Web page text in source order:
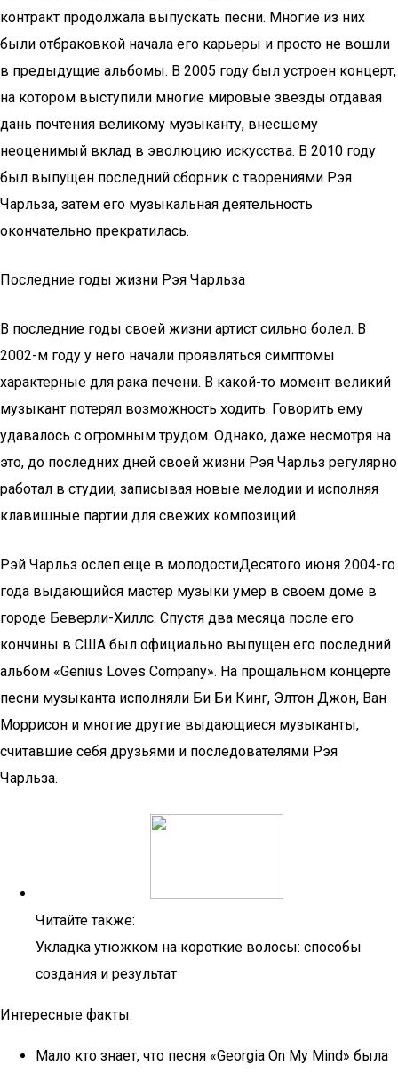
контракт продолжала выпускать песни. Многие из них
были отбраковкой начала его карьеры и просто не вошли
в предыдущие альбомы. В 2005 году был устроен концерт,
на котором выступили многие мировые звезды отдавая
дань почтения великому музыканту, внесшему
неоценимый вклад в эволюцию искусства. В 2010 году
был выпущен последний сборник с творениями Рэя
Чарльза, затем его музыкальная деятельность
окончательно прекратилась.
Последние годы жизни Рэя Чарльза
В последние годы своей жизни артист сильно болел. В
2002-м году у него начали проявляться симптомы
характерные для рака печени. В какой-то момент великий
музыкант потерял возможность ходить. Говорить ему
удавалось с огромным трудом. Однако, даже несмотря на
это, до последних дней своей жизни Рэя Чарльз регулярно
работал в студии, записывая новые мелодии и исполняя
клавишные партии для свежих композиций.
Рэй Чарльз ослеп еще в молодостиДесятого июня 2004-го
года выдающийся мастер музыки умер в своем доме в
городе Беверли-Хиллс. Спустя два месяца после его
кончины в США был официально выпущен его последний
альбом «Genius Loves Company». На прощальном концерте
песни музыканта исполняли Би Би Кинг, Элтон Джон, Ван
Моррисон и многие другие выдающиеся музыканты,
считавшие себя друзьями и последователями Рэя
Чарльза.
Читайте также:
Укладка утюжком на короткие волосы: способы
создания и результат
Интересные факты:
Мало кто знает, что песня «Georgia On My Mind» была